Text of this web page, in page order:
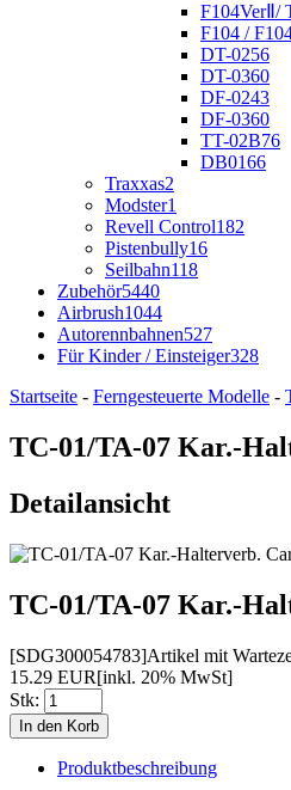
F104VerⅡ/
F104 /
DT-0256
DT-0360
DF-0243
DF-0360
TT-02B76
DB0166
Traxxas2
Modster1
Revell Control182
Pistenbully16
Seilbahn118
Zubehör5440
Airbrush1044
Autorennbahnen527
Für Kinder / Einsteiger328
Startseite - Ferngesteuerte Modelle -
TC-01/TA-07 Kar.-
Detailansicht
TC-01/TA-07 Kar.-
[SDG300054783]Artikel mit
15.29 EUR[inkl. 20% MwSt]
Stk:
Produktbeschreibung